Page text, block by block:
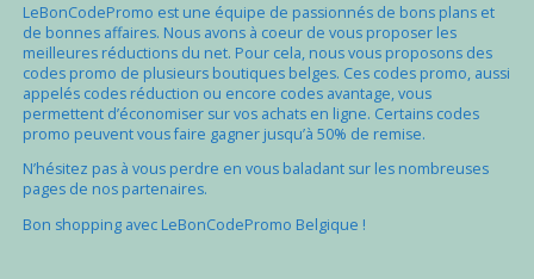
LeBonCodePromo est une équipe de passionnés de bons plans et
de bonnes affaires. Nous avons à coeur de vous proposer les
meilleures réductions du net. Pour cela, nous vous proposons des
codes promo de plusieurs boutiques belges. Ces codes promo, aussi
appelés codes réduction ou encore codes avantage, vous
permettent d’économiser sur vos achats en ligne. Certains codes
promo peuvent vous faire gagner jusqu’à 50% de remise.
N’hésitez pas à vous perdre en vous baladant sur les nombreuses
pages de nos partenaires.
Bon shopping avec LeBonCodePromo Belgique !